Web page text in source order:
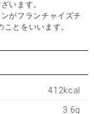
います。
がフランチャイズチ
とをいいます。
412kcal
3.6g